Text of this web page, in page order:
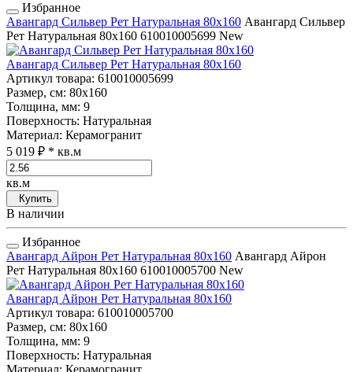
Избранное
Авангард Сильвер Рет Натуральная 80x160 Авангард Сильвер
Рет Натуральная 80x160 610010005699 New
Авангард Сильвер Рет Натуральная 80x160
Артикул товара: 610010005699
Размер, см: 80x160
Толщина, мм: 9
Поверхность: Натуральная
Материал: Керамогранит
5 019 ₽ * кв.м
кв.м
Купить
В наличии
Избранное
Авангард Айрон Рет Натуральная 80x160 Авангард Айрон
Рет Натуральная 80x160 610010005700 New
Авангард Айрон Рет Натуральная 80x160
Артикул товара: 610010005700
Размер, см: 80x160
Толщина, мм: 9
Поверхность: Натуральная